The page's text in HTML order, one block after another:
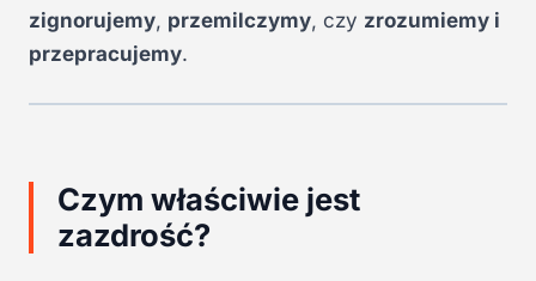
zignorujemy, przemilczymy, czy zrozumiemy i
przepracujemy.
Czym właściwie jest
zazdrość?